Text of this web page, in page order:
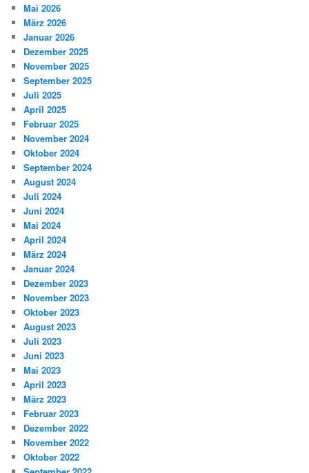
Mai 2026
März 2026
Januar 2026
Dezember 2025
November 2025
September 2025
Juli 2025
April 2025
Februar 2025
November 2024
Oktober 2024
September 2024
August 2024
Juli 2024
Juni 2024
Mai 2024
April 2024
März 2024
Januar 2024
Dezember 2023
November 2023
Oktober 2023
August 2023
Juli 2023
Juni 2023
Mai 2023
April 2023
März 2023
Februar 2023
Dezember 2022
November 2022
Oktober 2022